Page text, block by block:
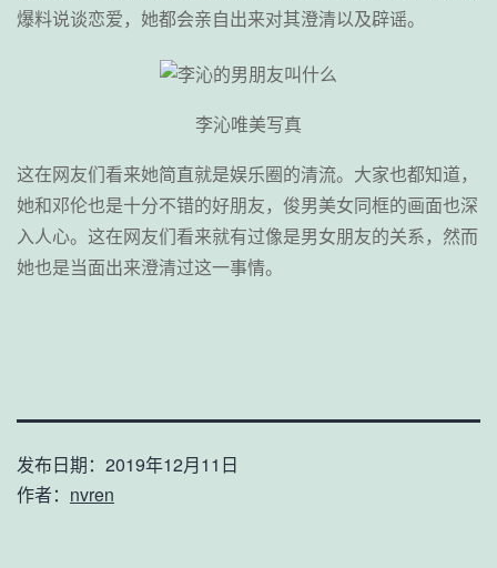
爆料说谈恋爱，她都会亲自出来对其澄清以及辟谣。
李沁唯美写真
这在网友们看来她简直就是娱乐圈的清流。大家也都知道，
她和邓伦也是十分不错的好朋友，俊男美女同框的画面也深
入人心。这在网友们看来就有过像是男女朋友的关系，然而
她也是当面出来澄清过这一事情。
发布日期： 2019年12月11日
作者： nvren